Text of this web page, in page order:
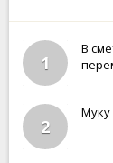
1
В
2
Муку